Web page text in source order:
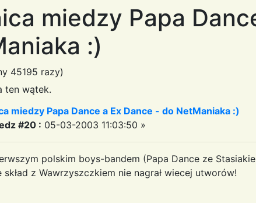
miedzy Papa
:)
45195 razy)
ten wątek.
miedzy Papa Dance a Ex Dance - do NetManiaka :)
#20 : 05-03-2003 11:03:50 »
polskim boys-bandem (Papa Dance ze
skład z Wawrzyszczkiem nie nagrał wiecej utworów!